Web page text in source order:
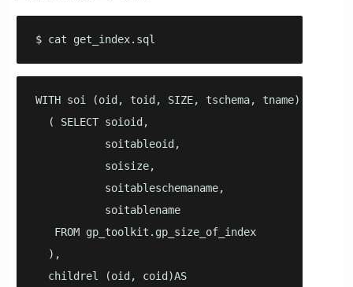
$ cat get_index.sql
WITH soi (oid, toid, SIZE, tschema, tname) AS
  ( SELECT soioid,
           soitableoid,
           soisize,
           soitableschemaname,
           soitablename
   FROM gp_toolkit.gp_size_of_index
  ),
  childrel (oid, coid)AS